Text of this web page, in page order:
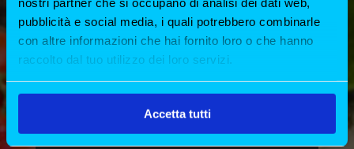
pubblicità e social media, i quali potrebbero combinarle
con altre informazioni che hai fornito loro o che hanno
raccolto dal tuo utilizzo dei loro servizi.
Accetta tutti